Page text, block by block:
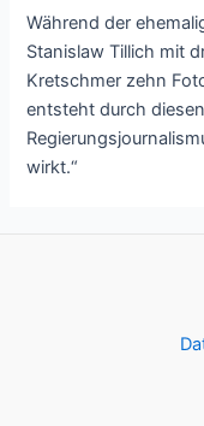
Während der
Stanislaw Tillich mit
Kretschmer zehn
entsteht durch
wirkt.“